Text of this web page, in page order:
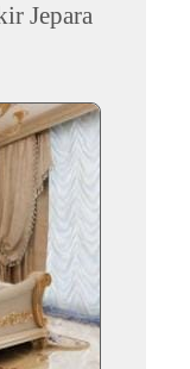
Jepara